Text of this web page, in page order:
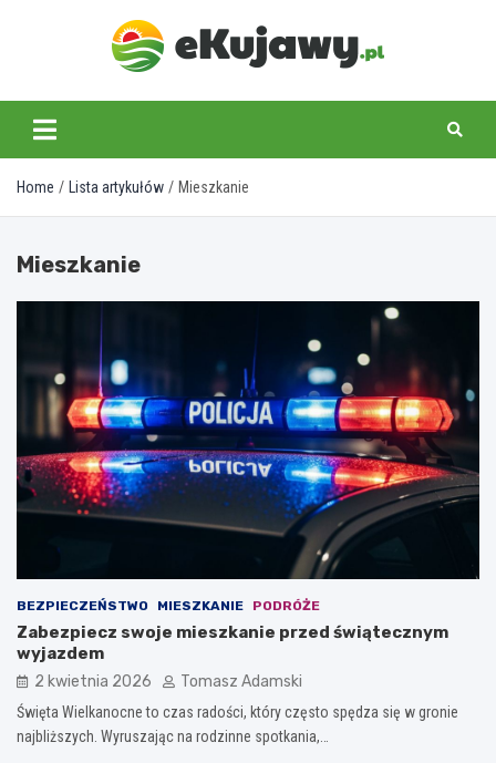
ekujawy.pl
Home Lista artykułów Mieszkanie
Mieszkanie
BEZPIECZEŃSTWO MIESZKANIE PODRÓŻE
Zabezpiecz swoje mieszkanie przed świątecznym
wyjazdem
2 kwietnia 2026 Tomasz Adamski
Święta Wielkanocne to czas radości, który często spędza się w gronie
najbliższych. Wyruszając na rodzinne spotkania,…